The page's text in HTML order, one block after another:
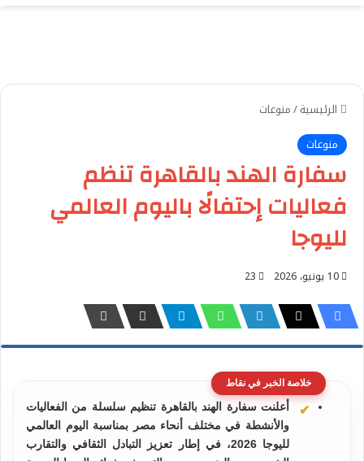
الرئيسية/منوعات
منوعات
سفارة الهند بالقاهرة تنظم
فعاليات إحتفالًا باليوم العالمي
لليوجا
10 يونيو، 2026 23
خلاصة الخبر في نقاط
أعلنت سفارة الهند بالقاهرة تنظيم سلسلة من الفعاليات
والأنشطة في مختلف أنحاء مصر بمناسبة اليوم العالمي
لليوجا 2026، في إطار تعزيز التبادل الثقافي والتقارب